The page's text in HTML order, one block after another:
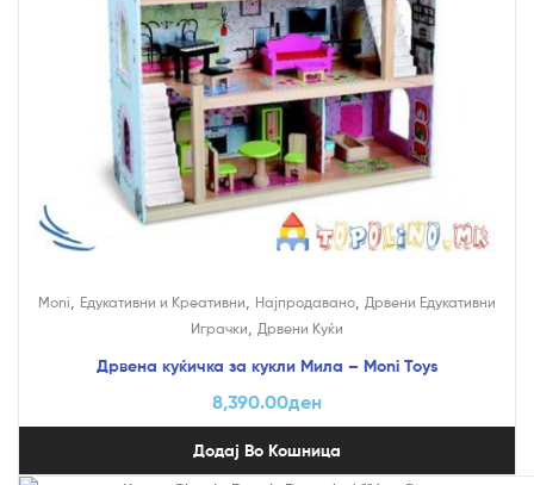
Moni Едукативни и Креативни Најпродавано Дрвени Едукативни
Играчки
Дрвени Куќи
Дрвена куќичка за кукли Мила – Moni Toys
8,390.00ден
Додај Во Кошница